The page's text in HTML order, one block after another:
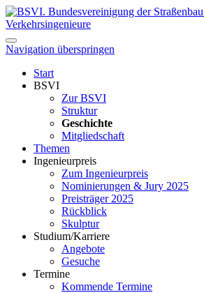
Navigation überspringen
Start
BSVI
Zur BSVI
Struktur
Geschichte
Mitgliedschaft
Themen
Ingenieurpreis
Zum Ingenieurpreis
Nominierungen & Jury 2025
Preisträger 2025
Rückblick
Skulptur
Studium/Karriere
Angebote
Gesuche
Termine
Kommende Termine